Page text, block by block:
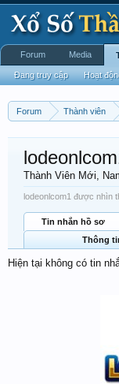
Forum Thành viên
Thành Viên Mới,
lodeonlcom1 được nhìn
Tin nhắn hồ sơ
Thông
Hiện tại không có tin
Forum Media
Đang truy cập Hoạt